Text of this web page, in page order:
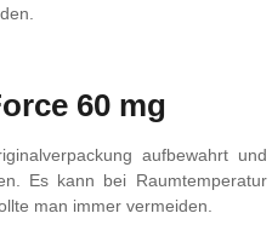
60 mg
aufbewahrt und
Es kann bei Raumtemperatur
man immer vermeiden.